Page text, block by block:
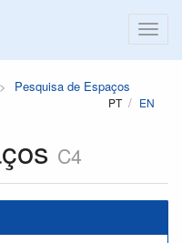
Pesquisa de Espaços
PT EN
C4